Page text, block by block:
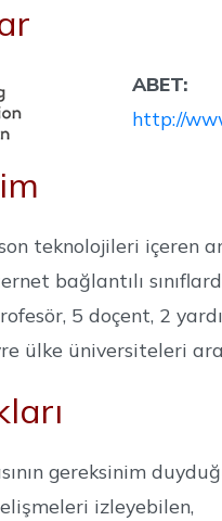
ABET:
http://
teknolojileri içeren
bağlantılı
5 doçent, 2
ülke üniversiteleri
gereksinim
izleyebilen,